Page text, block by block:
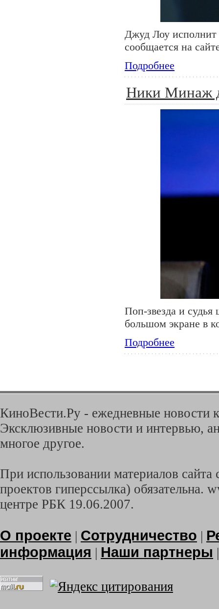
Джуд Лоу исполнит
сообщается на
Подробнее
Ники Минаж
Поп-звезда и
большом экране в
Подробнее
КиноВести.Ру - ежедневные новости
Эксклюзивные новости и интервью,
многое другое.
При использовании материалов
проектов гиперссылка) обязательна.
центре РБК 19.06.2007.
О проекте | Сотрудничество |
информация | Наши партнеры